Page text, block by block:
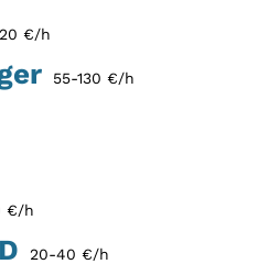
€/h
55-130 €/h
€/h
20-40 €/h